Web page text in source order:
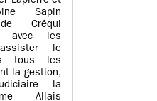
Sapin
Créqui
avec les
le
tous les
la gestion,
la
Allais